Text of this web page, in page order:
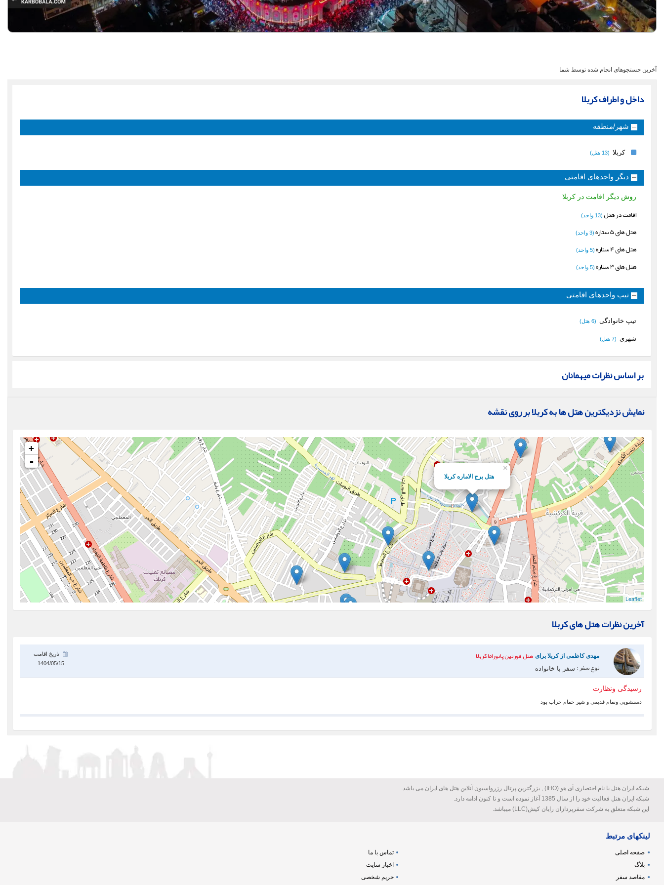
آخرین جستجوهای انجام شده توسط شما
داخل و اطراف کربلا
شهر/منطقه
کربلا (13 هتل)
دیگر واحدهای اقامتی
روش دیگر اقامت در کربلا
اقامت در هتل (13 واحد)
هتل های 5 ستاره (3 واحد)
هتل های 4 ستاره (5 واحد)
هتل های 3 ستاره (5 واحد)
تیپ واحدهای اقامتی
تیپ خانوادگی (6 هتل)
شهری (7 هتل)
بر اساس نظرات میهمانان
نمایش نزدیکترین هتل ها به کربلا بر روی نقشه
×
هتل برج الاماره کربلا
+
-
Leaflet
آخرین نظرات هتل های کربلا
مهدی کاظمی از کربلا برای هتل فورتین پانوراما کربلا
نوع سفر : سفر با خانواده
تاریخ اقامت
1404/05/15
رسیدگی ونظارت
دستشویی وتمام قدیمی و شیر حمام خراب بود
شبکه ایران هتل با نام اختصاری آی هو (IHO) , بزرگترین پرتال رزرواسیون آنلاین هتل های ایران می باشد.
شبکه ایران هتل فعالیت خود را از سال 1385 آغاز نموده است و تا کنون ادامه دارد.
این شبکه متعلق به شرکت سفرپردازان رایان کیش(LLC) میباشد.
لینکهای مرتبط
صفحه اصلی
تماس با ما
بلاگ
اخبار سایت
مقاصد سفر
حریم شخصی